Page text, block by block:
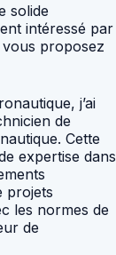
solide
intéressé par
proposez
j’ai
de
Cette
expertise dans
projets
les normes de
de